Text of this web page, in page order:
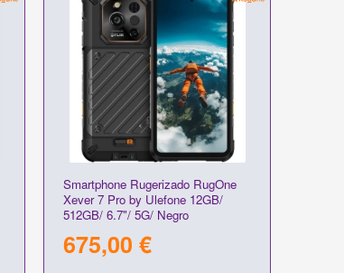
Smartphone Rugerizado RugOne
Xever 7 Pro by Ulefone 12GB/
512GB/ 6.7"/ 5G/ Negro
675,00 €